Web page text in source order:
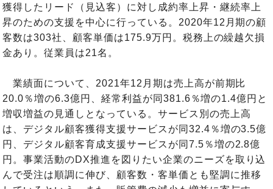
獲得したリード（見込客）に対し成約率上昇・継続率上
昇のための支援を中心に行っている。2020年12月期の顧
客数は303社、顧客単価は175.9万円。税務上の繰越欠損
金あり。従業員は21名。
業績面について、2021年12月期は売上高が前期比
20.0％増の6.3億円、経常利益が同381.6％増の1.4億円と
増収増益の見通しとなっている。サービス別の売上高
は、デジタル顧客獲得支援サービスが同32.4％増の3.5億
円、デジタル顧客育成支援サービスが同7.5％増の2.8億
円。事業活動のDX推進を図りたい企業のニーズを取り込
んで受注は順調に伸び、顧客数・客単価とも堅調に推移